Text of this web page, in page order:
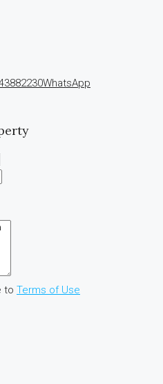
WhatsApp
to Terms of Use